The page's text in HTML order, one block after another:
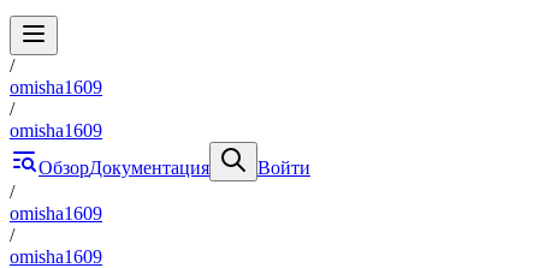
/
omisha1609
/
omisha1609
ОбзорДокументация
Войти
/
omisha1609
/
omisha1609